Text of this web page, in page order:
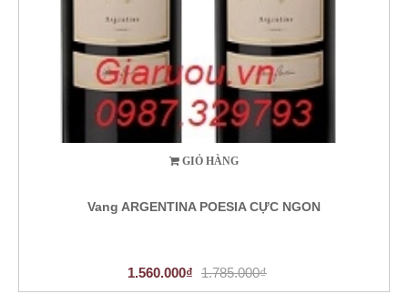
GIỎ HÀNG
Vang ARGENTINA POESIA CỰC NGON
1.560.000₫ 1.785.000₫